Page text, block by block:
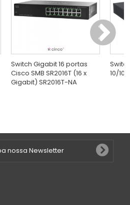
Switch Gigabit 16 portas
Cisco SMB SR2016T (16 x
Gigabit) SR2016T-NA
10/